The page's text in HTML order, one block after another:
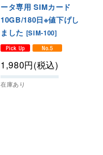
ータ専用 SIMカード
10GB/180日※値下げし
ました [SIM-100]
1,980円(税込)
在庫あり